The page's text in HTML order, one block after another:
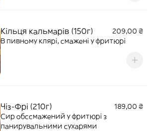
Кільця кальмарів (150г)
209,00 ₴
В пивному клярі, смажені у фритюрі
Чіз-Фрі (210г)
189,00 ₴
Сир обссмажений у фритюрі з
панирувальними сухарями